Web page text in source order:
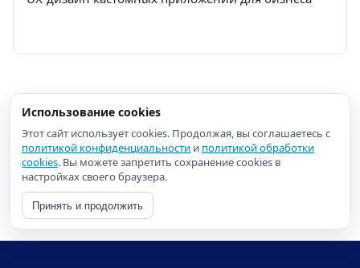
Использование cookies
Этот сайт использует cookies. Продолжая, вы соглашаетесь с
политикой конфиденциальности и политикой обработки
cookies. Вы можете запретить сохранение cookies в
настройках своего браузера.
Принять и продолжить